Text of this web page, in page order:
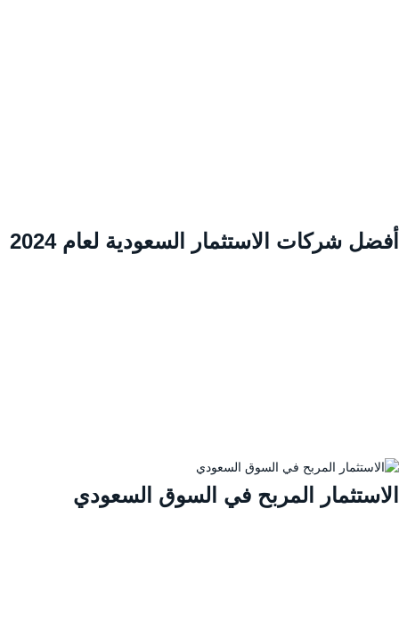
شركات الاستثمار السعودية لعام 2024
المربح في السوق السعودي